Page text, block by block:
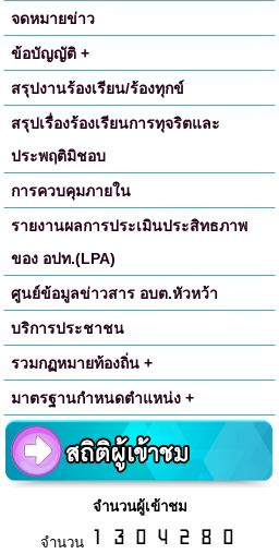
จดหมายข่าว
ข้อบัญญัติ +
สรุปงานร้องเรียน/ร้องทุกข์
สรุปเรื่องร้องเรียนการทุจริตและ
ประพฤติมิชอบ
การควบคุมภายใน
รายงานผลการประเมินประสิทธภาพ
ของ อปท.(LPA)
ศูนย์ข้อมูลข่าวสาร อบต.หัวหว้า
บริการประชาชน
รวมกฏหมายท้องถิ่น +
มาตรฐานกำหนดตำแหน่ง +
จำนวนผู้เข้าชม
จำนวน